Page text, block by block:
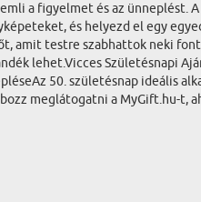
a figyelmet és az ünneplést.
és helyezd el egy
amit testre szabhattok neki
lehet.Vicces Születésnapi
50. születésnap ideális
meglátogatni a MyGift.hu-